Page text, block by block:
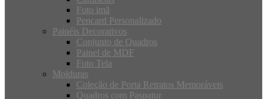
Foto imã
Pencard Personalizado
Painéis Decorativos
Conjunto de Quadros
Painel de MDF
Foto Tela
Molduras
Coleção de Porta Retratos Memoráveis
Quadros com Paspatur